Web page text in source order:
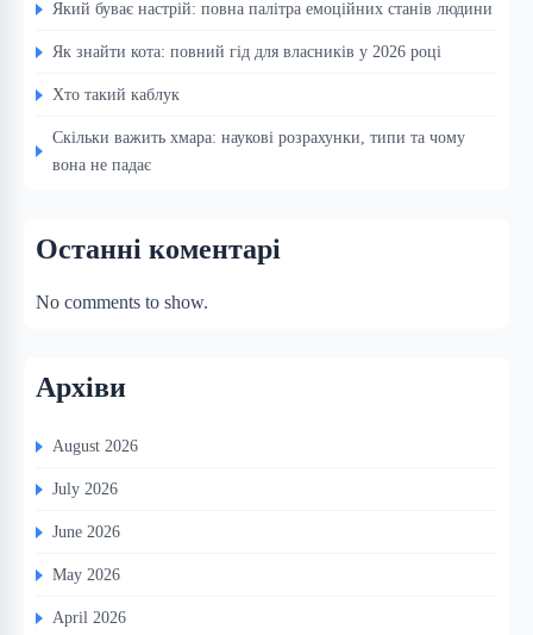
Який буває настрій: повна палітра емоційних станів людини
Як знайти кота: повний гід для власників у 2026 році
Хто такий каблук
Скільки важить хмара: наукові розрахунки, типи та чому
вона не падає
Останні коментарі
No comments to show.
Архіви
August 2026
July 2026
June 2026
May 2026
April 2026